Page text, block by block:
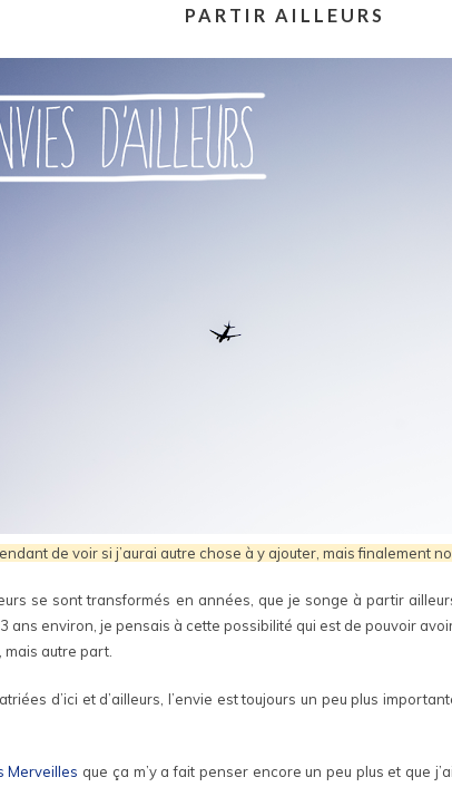
PARTIR AILLEURS
de voir si j’aurai autre chose à y ajouter, mais finalement
se sont transformés en années, que je songe à partir
3 ans environ, je pensais à cette possibilité qui est de pouvoir
, mais autre part.
d’ici et d’ailleurs, l’envie est toujours un peu plus
Merveilles que ça m’y a fait penser encore un peu plus et que